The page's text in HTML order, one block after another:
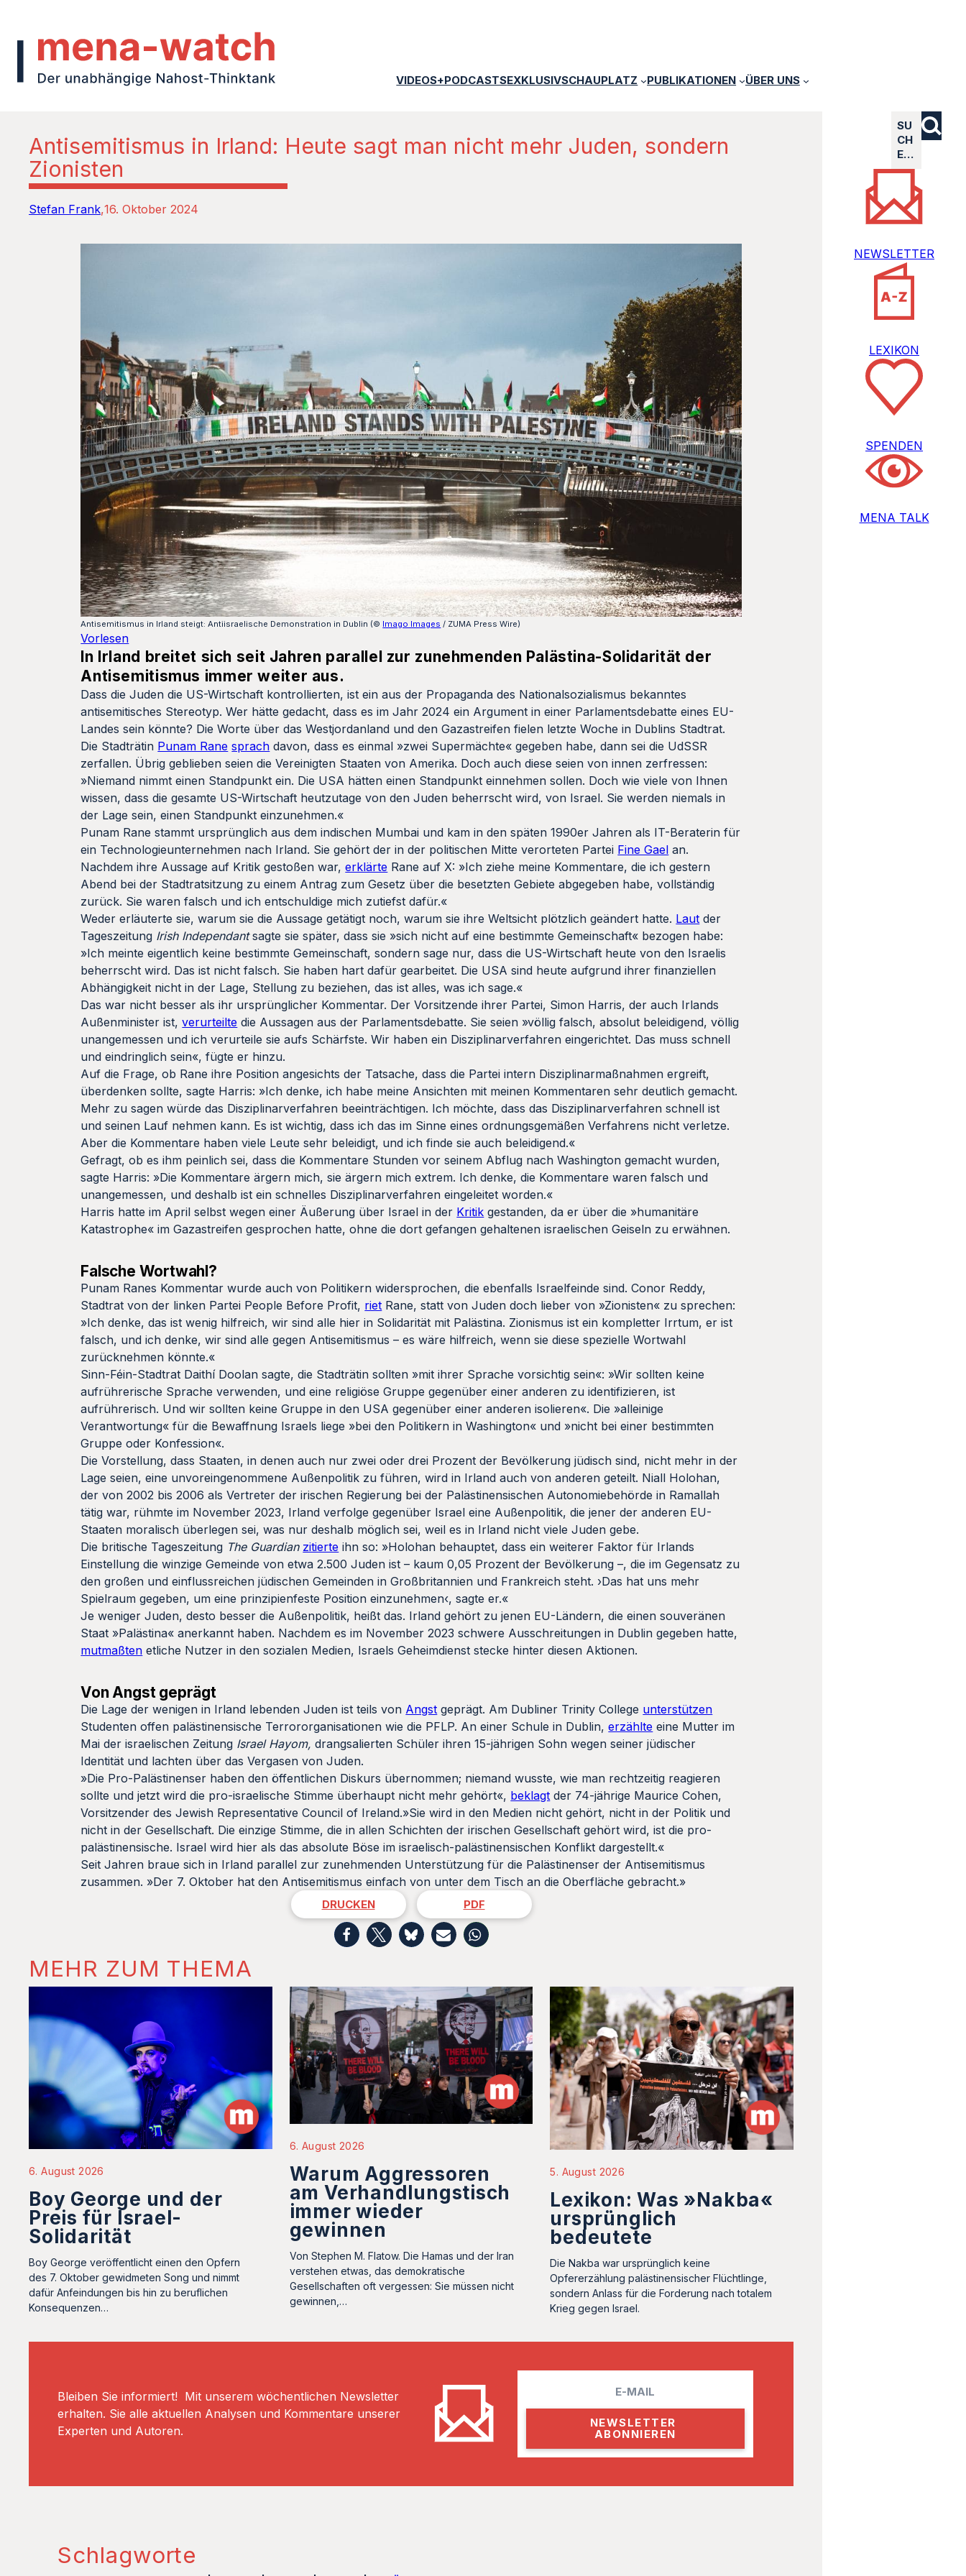
VIDEOS+PODCASTSEXKLUSIVSCHAUPLATZ PUBLIKATIONEN ÜBER UNS
Antisemitismus in Irland: Heute sagt man nicht mehr Juden, sondern
Zionisten
Stefan Frank 16. Oktober 2024
Antisemitismus in Irland steigt: Antiisraelische Demonstration in Dublin (© Imago Images / ZUMA Press Wire)
Vorlesen
In Irland breitet sich seit Jahren parallel zur zunehmenden Palästina-Solidarität der
Antisemitismus immer weiter aus.
Dass die Juden die US-Wirtschaft kontrollierten, ist ein aus der Propaganda des Nationalsozialismus bekanntes
antisemitisches Stereotyp. Wer hätte gedacht, dass es im Jahr 2024 ein Argument in einer Parlamentsdebatte eines EU-
Landes sein könnte? Die Worte über das Westjordanland und den Gazastreifen fielen letzte Woche in Dublins Stadtrat.
Die Stadträtin Punam Rane sprach davon, dass es einmal »zwei Supermächte« gegeben habe, dann sei die UdSSR
zerfallen. Übrig geblieben seien die Vereinigten Staaten von Amerika. Doch auch diese seien von innen zerfressen:
»Niemand nimmt einen Standpunkt ein. Die USA hätten einen Standpunkt einnehmen sollen. Doch wie viele von Ihnen
wissen, dass die gesamte US-Wirtschaft heutzutage von den Juden beherrscht wird, von Israel. Sie werden niemals in
der Lage sein, einen Standpunkt einzunehmen.«
Punam Rane stammt ursprünglich aus dem indischen Mumbai und kam in den späten 1990er Jahren als IT-Beraterin für
ein Technologieunternehmen nach Irland. Sie gehört der in der politischen Mitte verorteten Partei Fine Gael an.
Nachdem ihre Aussage auf Kritik gestoßen war,erklärte Rane auf X: »Ich ziehe meine Kommentare, die ich gestern
Abend bei der Stadtratsitzung zu einem Antrag zum Gesetz über die besetzten Gebiete abgegeben habe, vollständig
zurück. Sie waren falsch und ich entschuldige mich zutiefst dafür.«
Weder erläuterte sie, warum sie die Aussage getätigt noch, warum sie ihre Weltsicht plötzlich geändert hatte. Laut der
Tageszeitung Irish Independantsagte sie später, dass sie »sich nicht auf eine bestimmte Gemeinschaft« bezogen habe:
»Ich meinte eigentlich keine bestimmte Gemeinschaft, sondern sage nur, dass die US-Wirtschaft heute von den Israelis
beherrscht wird. Das ist nicht falsch. Sie haben hart dafür gearbeitet. Die USA sind heute aufgrund ihrer finanziellen
Abhängigkeit nicht in der Lage, Stellung zu beziehen, das ist alles, was ich sage.«
Das war nicht besser als ihr ursprünglicher Kommentar. Der Vorsitzende ihrer Partei, Simon Harris, der auch Irlands
Außenminister ist,verurteilte die Aussagen aus der Parlamentsdebatte. Sie seien »völlig falsch, absolut beleidigend, völlig
unangemessen und ich verurteile sie aufs Schärfste. Wir haben ein Disziplinarverfahren eingerichtet. Das muss schnell
und eindringlich sein«, fügte er hinzu.
Auf die Frage, ob Rane ihre Position angesichts der Tatsache, dass die Partei intern Disziplinarmaßnahmen ergreift,
überdenken sollte, sagte Harris: »Ich denke, ich habe meine Ansichten mit meinen Kommentaren sehr deutlich gemacht.
Mehr zu sagen würde das Disziplinarverfahren beeinträchtigen. Ich möchte, dass das Disziplinarverfahren schnell ist
und seinen Lauf nehmen kann. Es ist wichtig, dass ich das im Sinne eines ordnungsgemäßen Verfahrens nicht verletze.
Aber die Kommentare haben viele Leute sehr beleidigt, und ich finde sie auch beleidigend.«
Gefragt, ob es ihm peinlich sei, dass die Kommentare Stunden vor seinem Abflug nach Washington gemacht wurden,
sagte Harris: »Die Kommentare ärgern mich, sie ärgern mich extrem. Ich denke, die Kommentare waren falsch und
unangemessen, und deshalb ist ein schnelles Disziplinarverfahren eingeleitet worden.«
Harris hatte im April selbst wegen einer Äußerung über Israel in der Kritik gestanden, da er über die »humanitäre
Katastrophe« im Gazastreifen gesprochen hatte, ohne die dort gefangen gehaltenen israelischen Geiseln zu erwähnen.
Falsche Wortwahl?
Punam Ranes Kommentar wurde auch von Politikern widersprochen, die ebenfalls Israelfeinde sind. Conor Reddy,
Stadtrat von der linken Partei People Before Profit, riet Rane, statt von Juden doch lieber von »Zionisten« zu sprechen:
»Ich denke, das ist wenig hilfreich, wir sind alle hier in Solidarität mit Palästina. Zionismus ist ein kompletter Irrtum, er ist
falsch, und ich denke, wir sind alle gegen Antisemitismus – es wäre hilfreich, wenn sie diese spezielle Wortwahl
zurücknehmen könnte.«
Sinn-Féin-Stadtrat Daithí Doolan sagte, die Stadträtin sollten »mit ihrer Sprache vorsichtig sein«: »Wir sollten keine
aufrührerische Sprache verwenden, und eine religiöse Gruppe gegenüber einer anderen zu identifizieren, ist
aufrührerisch. Und wir sollten keine Gruppe in den USA gegenüber einer anderen isolieren«. Die »alleinige
Verantwortung« für die Bewaffnung Israels liege »bei den Politikern in Washington« und »nicht bei einer bestimmten
Gruppe oder Konfession«.
Die Vorstellung, dass Staaten, in denen auch nur zwei oder drei Prozent der Bevölkerung jüdisch sind, nicht mehr in der
Lage seien, eine unvoreingenommene Außenpolitik zu führen, wird in Irland auch von anderen geteilt. Niall Holohan,
der von 2002 bis 2006 als Vertreter der irischen Regierung bei der Palästinensischen Autonomiebehörde in Ramallah
tätig war, rühmte im November 2023, Irland verfolge gegenüber Israel eine Außenpolitik, die jener der anderen EU-
Staaten moralisch überlegen sei, was nur deshalb möglich sei, weil es in Irland nicht viele Juden gebe.
Die britische Tageszeitung The Guardian zitierte ihn so: »Holohan behauptet, dass ein weiterer Faktor für Irlands
Einstellung die winzige Gemeinde von etwa 2.500 Juden ist – kaum 0,05 Prozent der Bevölkerung –, die im Gegensatz zu
den großen und einflussreichen jüdischen Gemeinden in Großbritannien und Frankreich steht. ›Das hat uns mehr
Spielraum gegeben, um eine prinzipienfeste Position einzunehmen‹, sagte er.«
Je weniger Juden, desto besser die Außenpolitik, heißt das. Irland gehört zu jenen EU-Ländern, die einen souveränen
Staat »Palästina« anerkannt haben. Nachdem es im November 2023 schwere Ausschreitungen in Dublin gegeben hatte,
mutmaßten etliche Nutzer in den sozialen Medien, Israels Geheimdienst stecke hinter diesen Aktionen.
Von Angst geprägt
Die Lage der wenigen in Irland lebenden Juden ist teils von Angst geprägt. Am Dubliner Trinity College unterstützen
Studenten offen palästinensische Terrororganisationen wie die PFLP. An einer Schule in Dublin,erzählte eine Mutter im
Mai der israelischen Zeitung Israel Hayom, drangsalierten Schüler ihren 15-jährigen Sohn wegen seiner jüdischer
Identität und lachten über das Vergasen von Juden.
»Die Pro-Palästinenser haben den öffentlichen Diskurs übernommen; niemand wusste, wie man rechtzeitig reagieren
sollte und jetzt wird die pro-israelische Stimme überhaupt nicht mehr gehört«, beklagt der 74-jährige Maurice Cohen,
Vorsitzender des Jewish Representative Council of Ireland.»Sie wird in den Medien nicht gehört, nicht in der Politik und
nicht in der Gesellschaft. Die einzige Stimme, die in allen Schichten der irischen Gesellschaft gehört wird, ist die pro-
palästinensische. Israel wird hier als das absolute Böse im israelisch-palästinensischen Konflikt dargestellt.«
Seit Jahren braue sich in Irland parallel zur zunehmenden Unterstützung für die Palästinenser der Antisemitismus
zusammen. »Der 7. Oktober hat den Antisemitismus einfach von unter dem Tisch an die Oberfläche gebracht.»
DRUCKEN PDF
MEHR ZUM THEMA
6. August 2026
Boy George und der
Preis für Israel-
Solidarität
Boy George veröffentlicht einen den Opfern
des 7. Oktober gewidmeten Song und nimmt
dafür Anfeindungen bis hin zu beruflichen
Konsequenzen…
6. August 2026
Warum Aggressoren
am Verhandlungstisch
immer wieder
gewinnen
Von Stephen M. Flatow. Die Hamas und der Iran
verstehen etwas, das demokratische
Gesellschaften oft vergessen: Sie müssen nicht
gewinnen,…
5. August 2026
Lexikon: Was »Nakba«
ursprünglich
bedeutete
Die Nakba war ursprünglich keine
Opfererzählung palästinensischer Flüchtlinge,
sondern Anlass für die Forderung nach totalem
Krieg gegen Israel.
Bleiben Sie informiert! Mit unserem wöchentlichen Newsletter
erhalten. Sie alle aktuellen Analysen und Kommentare unserer
Experten und Autoren.
l
Schlagworte
SU
CH
E…
NEWSLETTER
LEXIKON
SPENDEN
MENA TALK